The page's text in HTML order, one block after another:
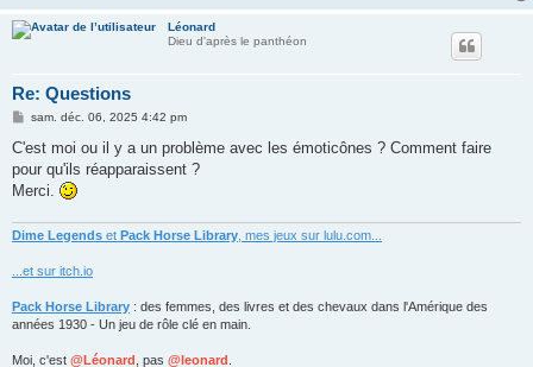
Léonard
Dieu d'après le panthéon
Re: Questions
M
s
a
g
sam. déc. 06, 2025 4:42 pm
C'est moi ou il y a un problème avec les émoticônes ? Comment faire
pour qu'ils réapparaissent ?
Merci.
Dime Legends et Pack Horse Library , mes jeux sur lulu.com...
...et sur itch.io
Pack Horse Library : des femmes, des livres et des chevaux dans l'Amérique des
années 1930 - Un jeu de rôle clé en main.
Moi, c'est @Léonard , pas @leonard